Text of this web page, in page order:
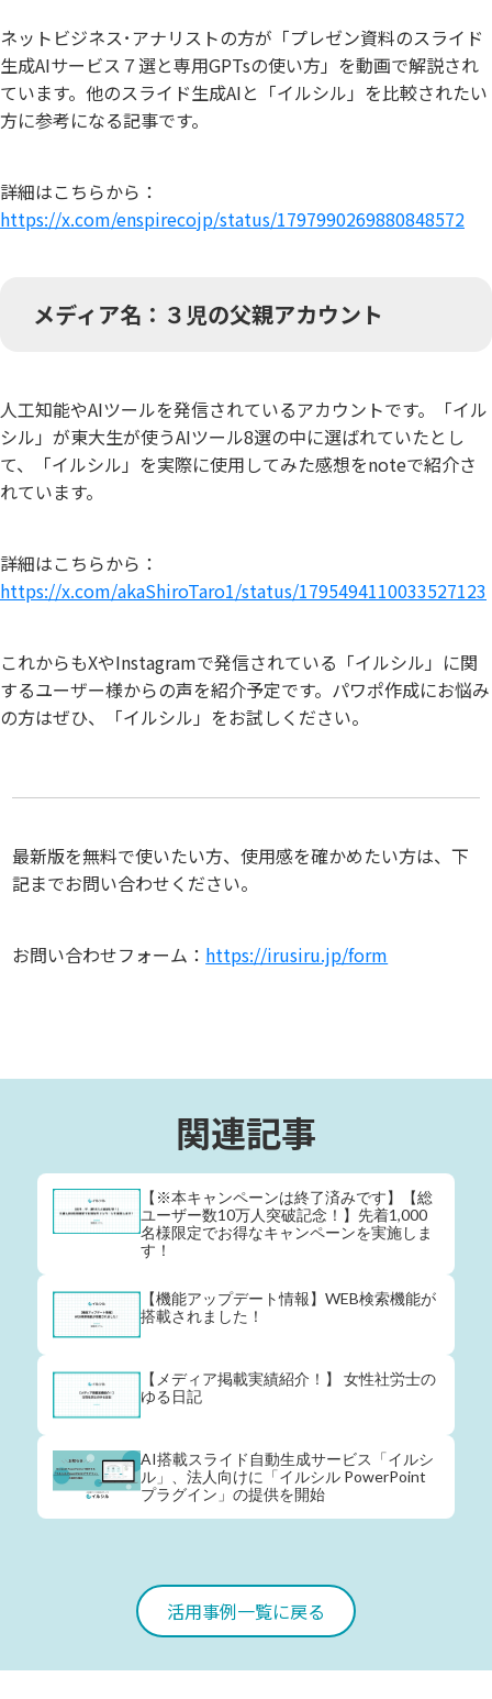
ネットビジネス･アナリストの方が「プレゼン資料のスライド
生成AIサービス７選と専用GPTsの使い方」を動画で解説され
ています。他のスライド生成AIと「イルシル」を比較されたい
方に参考になる記事です。
詳細はこちらから：
https://x.com/enspirecojp/status/1797990269880848572
メディア名：３児の父親アカウント
人工知能やAIツールを発信されているアカウントです。「イル
シル」が東大生が使うAIツール8選の中に選ばれていたとし
て、「イルシル」を実際に使用してみた感想をnoteで紹介さ
れています。
詳細はこちらから：
https://x.com/akaShiroTaro1/status/1795494110033527123
これからもXやInstagramで発信されている「イルシル」に関
するユーザー様からの声を紹介予定です。パワポ作成にお悩み
の方はぜひ、「イルシル」をお試しください。
最新版を無料で使いたい方、使用感を確かめたい方は、下
記までお問い合わせください。
お問い合わせフォーム： https://irusiru.jp/form
関連記事
【※本キャンペーンは終了済みです】【総
ユーザー数10万人突破記念！】先着1,000
名様限定でお得なキャンペーンを実施しま
す！
【機能アップデート情報】WEB検索機能が
搭載されました！
【メディア掲載実績紹介！】 女性社労士の
ゆる日記
AI搭載スライド自動生成サービス「イルシ
ル」、法人向けに「イルシル PowerPoint
プラグイン」の提供を開始
活用事例一覧に戻る